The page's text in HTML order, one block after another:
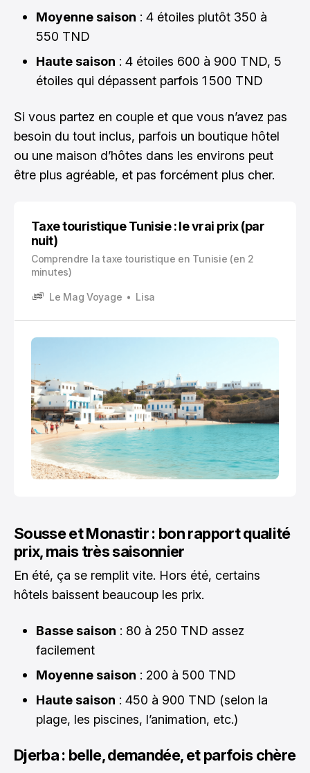
Moyenne saison : 4 étoiles plutôt 350 à
550 TND
Haute saison : 4 étoiles 600 à 900 TND, 5
étoiles qui dépassent parfois 1 500 TND
Si vous partez en couple et que vous n’avez pas
besoin du tout inclus, parfois un boutique hôtel
ou une maison d’hôtes dans les environs peut
être plus agréable, et pas forcément plus cher.
Taxe touristique Tunisie : le vrai prix (par
nuit)
Comprendre la taxe touristique en Tunisie (en 2
minutes)
Le Mag Voyage Lisa
Sousse et Monastir : bon rapport qualité
prix, mais très saisonnier
En été, ça se remplit vite. Hors été, certains
hôtels baissent beaucoup les prix.
Basse saison : 80 à 250 TND assez
facilement
Moyenne saison : 200 à 500 TND
Haute saison : 450 à 900 TND (selon la
plage, les piscines, l’animation, etc.)
Djerba : belle, demandée, et parfois chère